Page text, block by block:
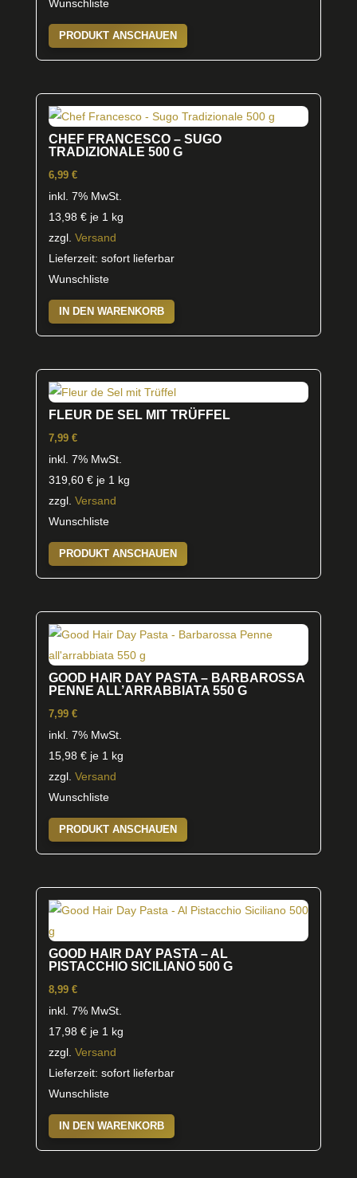
Wunschliste
PRODUKT ANSCHAUEN
CHEF FRANCESCO – SUGO
TRADIZIONALE 500 G
6,99 €
inkl. 7% MwSt.
13,98 €je 1 kg
zzgl. Versand
Lieferzeit: sofort lieferbar
Wunschliste
IN DEN WARENKORB
FLEUR DE SEL MIT TRÜFFEL
7,99 €
inkl. 7% MwSt.
319,60 €je 1 kg
zzgl. Versand
Wunschliste
PRODUKT ANSCHAUEN
GOOD HAIR DAY PASTA – BARBAROSSA
PENNE ALL’ARRABBIATA 550 G
7,99 €
inkl. 7% MwSt.
15,98 €je 1 kg
zzgl. Versand
Wunschliste
PRODUKT ANSCHAUEN
GOOD HAIR DAY PASTA – AL
PISTACCHIO SICILIANO 500 G
8,99 €
inkl. 7% MwSt.
17,98 €je 1 kg
zzgl. Versand
Lieferzeit: sofort lieferbar
Wunschliste
IN DEN WARENKORB